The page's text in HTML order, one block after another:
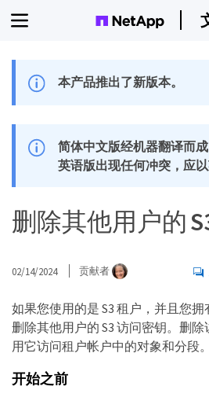
本产品推出了新版本。
简体中文版经机器翻译而
英语版出现任何冲突，应以
删除其他用户的
02/14/2024 贡献者
如果您使用的是 S3 租户，并且您
删除其他用户的 S3 访问密钥。删
用它访问租户帐户中的对象和分段。
开始之前